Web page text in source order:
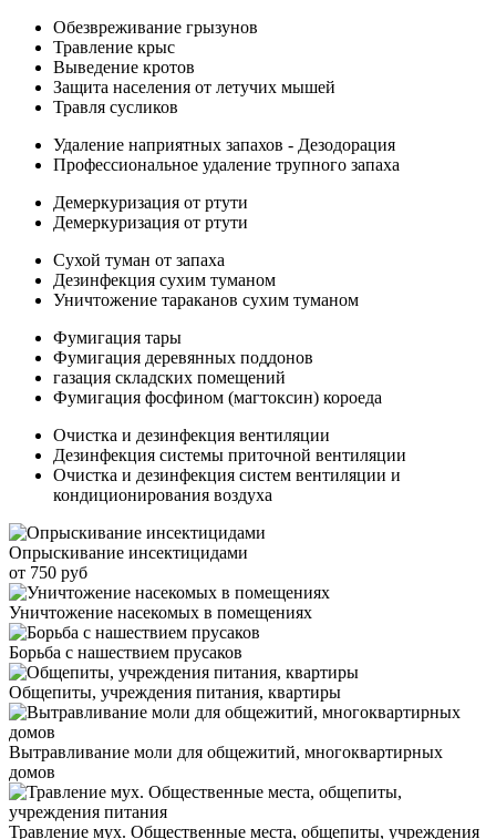
Обезвреживание грызунов
Травление крыс
Выведение кротов
Защита населения от летучих мышей
Травля сусликов
Удаление наприятных запахов - Дезодорация
Профессиональное удаление трупного запаха
Демеркуризация от ртути
Демеркуризация от ртути
Сухой туман от запаха
Дезинфекция сухим туманом
Уничтожение тараканов сухим туманом
Фумигация тары
Фумигация деревянных поддонов
газация складских помещений
Фумигация фосфином (магтоксин) короеда
Очистка и дезинфекция вентиляции
Дезинфекция системы приточной вентиляции
Очистка и дезинфекция систем вентиляции и
кондиционирования воздуха
Опрыскивание инсектицидами
от 750 руб
Уничтожение насекомых в помещениях
Борьба с нашествием прусаков
Общепиты, учреждения питания, квартиры
Вытравливание моли для общежитий, многоквартирных
домов
Травление мух. Общественные места, общепиты, учреждения